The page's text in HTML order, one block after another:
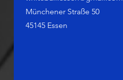
Münchener Straße 50
45145 Essen